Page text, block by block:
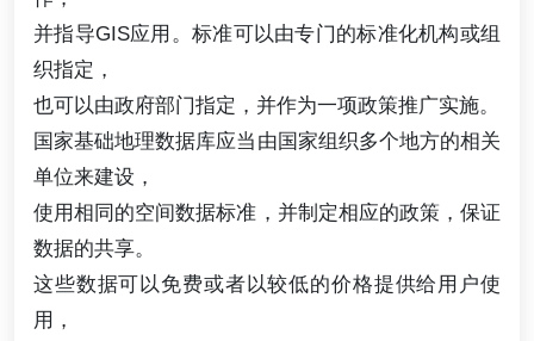
并指导GIS应用。标准可以由专门的标准化机构或组
织指定，
也可以由政府部门指定，并作为一项政策推广实施。
国家基础地理数据库应当由国家组织多个地方的相关
单位来建设，
使用相同的空间数据标准，并制定相应的政策，保证
数据的共享。
这些数据可以免费或者以较低的价格提供给用户使
用，